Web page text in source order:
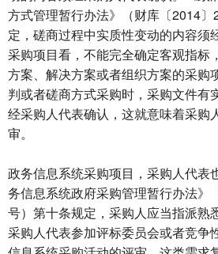
方式管理暂行办法》（财库〔2014
定，磋商过程中实质性变动的内容须
采购项目看，不能完全确定客观指标
方案、解决方案或者组织方案的采购
判或者磋商方式采购时，采购文件有
经采购人代表确认，这就意味着采购
审。
政务信息系统采购项目，采购人代表
务信息系统政府采购管理暂行办法》
号）第十条规定，采购人应当指派熟
采购人代表参加评标委员会或者竞争